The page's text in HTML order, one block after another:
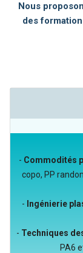
Nous
des
- Commodités
copo, PP
- Ingénierie
- Techniques
PA6